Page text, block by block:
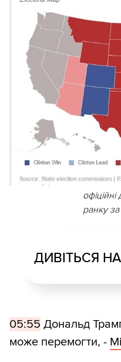
ранку
ДИВІТЬСЯ
05:55 Дональд
може перемогти, -